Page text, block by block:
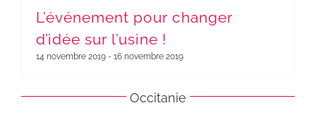
L’événement pour changer
d’idée sur l’usine !
14 novembre 2019- 16 novembre 2019
Occitanie